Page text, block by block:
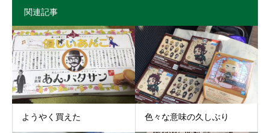
関連記事
ようやく買えた 色々な意味の久しぶり